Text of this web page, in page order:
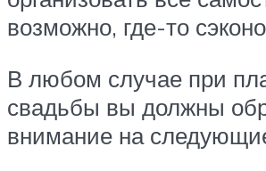
возможно, где-то
В любом случае при
свадьбы вы должны
внимание на